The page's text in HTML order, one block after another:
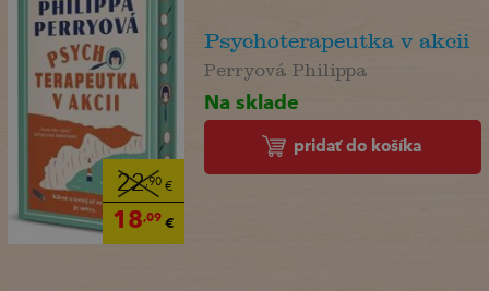
22,90€
18,09€
Psychoterapeutka v akcii
Perryová Philippa
Na sklade
pridať do košíka